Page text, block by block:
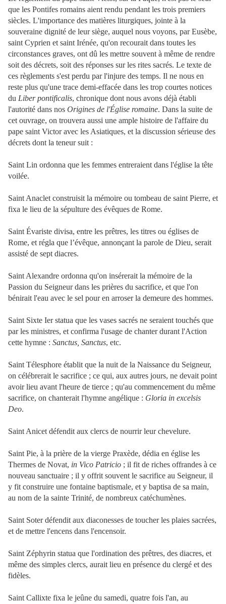
que les Pontifes romains aient rendu pendant les trois premiers
siècles. L'importance des matières liturgiques, jointe à la
souveraine dignité de leur siège, auquel nous voyons, par Eusèbe,
saint Cyprien et saint Irénée, qu'on recourait dans toutes les
circonstances graves, ont dû les mettre souvent à même de rendre
soit des décrets, soit des réponses sur les rites sacrés. Le texte de
ces règlements s'est perdu par l'injure des temps. Il ne nous en
reste plus qu'une trace demi-effacée dans les trop courtes notices
du Liber pontificalis, chronique dont nous avons déjà établi
l'autorité dans nos Origines de l'Église romaine. Dans la suite de
cet ouvrage, on trouvera aussi une ample histoire de l'affaire du
pape saint Victor avec les Asiatiques, et la discussion sérieuse des
décrets dont la teneur suit :
Saint Lin ordonna que les femmes entreraient dans l'église la tête
voilée.
Saint Anaclet construisit la mémoire ou tombeau de saint Pierre, et
fixa le lieu de la sépulture des évêques de Rome.
Saint Évariste divisa, entre les prêtres, les titres ou églises de
Rome, et régla que l’évêque, annonçant la parole de Dieu, serait
assisté de sept diacres.
Saint Alexandre ordonna qu'on insérerait la mémoire de la
Passion du Seigneur dans les prières du sacrifice, et que l'on
bénirait l'eau avec le sel pour en arroser la demeure des hommes.
Saint Sixte Ier statua que les vases sacrés ne seraient touchés que
par les ministres, et confirma l'usage de chanter durant l'Action
cette hymne : Sanctus, Sanctus, etc.
Saint Télesphore établit que la nuit de la Naissance du Seigneur,
on célébrerait le sacrifice ; ce qui, aux autres jours, ne devait point
avoir lieu avant l'heure de tierce ; qu'au commencement du même
sacrifice, on chanterait l'hymne angélique : Gloria in excelsis
Deo.
Saint Anicet défendit aux clercs de nourrir leur chevelure.
Saint Pie, à la prière de la vierge Praxède, dédia en église les
Thermes de Novat, in Vico Patricio ; il fit de riches offrandes à ce
nouveau sanctuaire ; il y offrit souvent le sacrifice au Seigneur, il
y fit construire une fontaine baptismale, et y baptisa de sa main,
au nom de la sainte Trinité, de nombreux catéchumènes.
Saint Soter défendit aux diaconesses de toucher les plaies sacrées,
et de mettre l'encens dans l'encensoir.
Saint Zéphyrin statua que l'ordination des prêtres, des diacres, et
même des simples clercs, aurait lieu en présence du clergé et des
fidèles.
Saint Callixte fixa le jeûne du samedi, quatre fois l'an, au